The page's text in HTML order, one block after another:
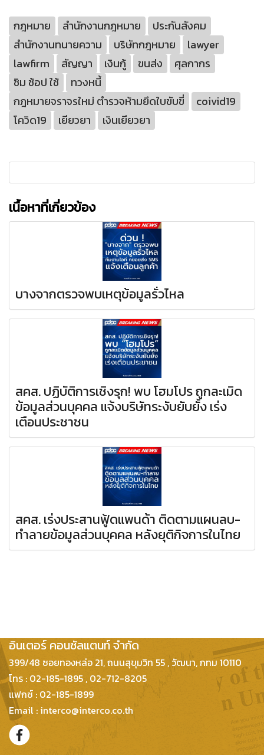
กฎหมาย สำนักงานกฎหมาย
ประกันสังคม
สำนักงานทนายความ
บริษัทกฎหมาย
lawyer
lawfirm
สัญญา เงินกู้ ขนส่ง
ศุลกากร
ชิม ช้อป ใช้
ทวงหนี้
กฎหมายจราจรใหม่ ตำรวจห้ามยึดใบขับขี่
coivid19
โควิด19
เยียวยา เงินเยียวยา
เนื้อหาที่เกี่ยวข้อง
บางจากตรวจพบเหตุข้อมูลรั่วไหล
สคส. ปฏิบัติการเชิงรุก! พบ โฮมโปร ถูกละเมิด
ข้อมูลส่วนบุคคล แจ้งบริษัทระงับยับยั้ง เร่ง
เตือนประชาชน
สคส. เร่งประสานฟู้ดแพนด้า ติดตามแผนลบ-
ทำลายข้อมูลส่วนบุคคล หลังยุติกิจการในไทย
อินเตอร์ คอนซัลแตนท์ จำกัด
399/48 ซอยทองหล่อ 21, ถนนสุขุมวิท 55 , วัฒนา, กทม 10110
โทร : 02-185-1895 , 02-712-8205
แฟกซ์ : 02-185-1899
Email : interco@interco.co.th